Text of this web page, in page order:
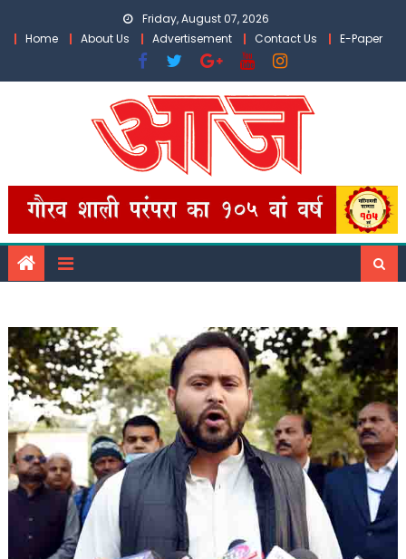
Friday, August 07, 2026
Home
About Us Advertisement Contact Us E-Paper